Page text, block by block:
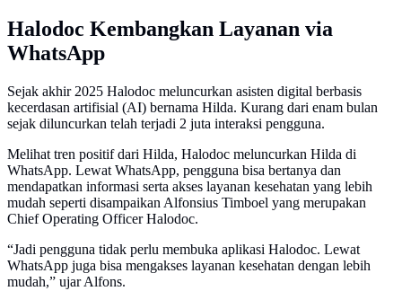
Halodoc Kembangkan Layanan via
WhatsApp
Sejak akhir 2025 Halodoc meluncurkan asisten digital berbasis
kecerdasan artifisial (AI) bernama Hilda. Kurang dari enam bulan
sejak diluncurkan telah terjadi 2 juta interaksi pengguna.
Melihat tren positif dari Hilda, Halodoc meluncurkan Hilda di
WhatsApp. Lewat WhatsApp, pengguna bisa bertanya dan
mendapatkan informasi serta akses layanan kesehatan yang lebih
mudah seperti disampaikan Alfonsius Timboel yang merupakan
Chief Operating Officer Halodoc.
“Jadi pengguna tidak perlu membuka aplikasi Halodoc. Lewat
WhatsApp juga bisa mengakses layanan kesehatan dengan lebih
mudah,” ujar Alfons.